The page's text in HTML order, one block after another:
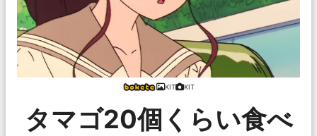
KIT KIT
タマゴ20個くらい食べ